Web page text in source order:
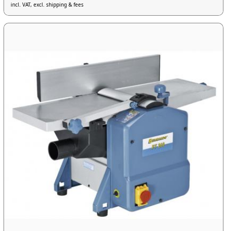
incl. VAT, excl. shipping & fees